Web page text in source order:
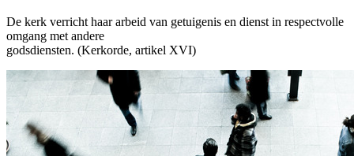
De kerk verricht haar arbeid van getuigenis en dienst in respectvolle
omgang met andere
godsdiensten. (Kerkorde, artikel XVI)